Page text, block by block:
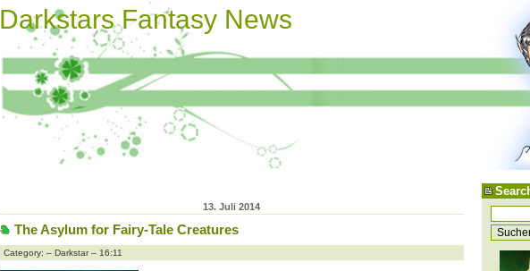
Darkstars Fantasy News
13. Juli 2014
The Asylum for Fairy-Tale Creatures
Category: – Darkstar – 16:11